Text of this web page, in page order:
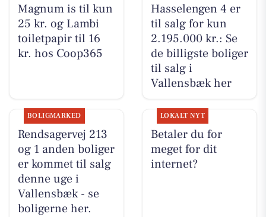
Magnum is til kun
25 kr. og Lambi
toiletpapir til 16
kr. hos Coop365
Hasselengen 4 er
til salg for kun
2.195.000 kr.: Se
de billigste boliger
til salg i
Vallensbæk her
BOLIGMARKED
Rendsagervej 213
og 1 anden boliger
er kommet til salg
denne uge i
Vallensbæk - se
boligerne her.
LOKALT NYT
Betaler du for
meget for dit
internet?